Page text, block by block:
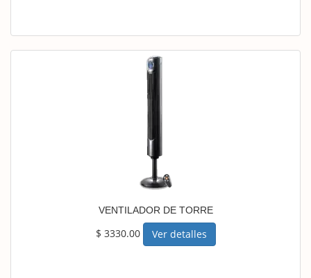
VENTILADOR DE TORRE
$ 3330.00 Ver detalles